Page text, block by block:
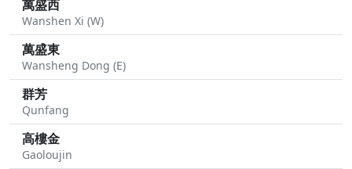
萬盛西
Wanshen Xi (W)
萬盛東
Wansheng Dong (E)
群芳
Qunfang
高樓金
Gaoloujin